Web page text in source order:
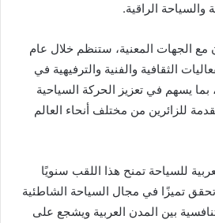
والسياحة الراقية.
مع الجهات المعنية، ستنظم خلال عام
الثقافية والفنية والترفيهية في
بما يسهم في تعزيز الحركة السياحية
للزائرين من مختلف أنحاء العالم
للسياحة تمنح هذا اللقب سنويًا
تحقق تميزًا في مجال السياحة الشاطئية
بين المدن العربية ويشجع على